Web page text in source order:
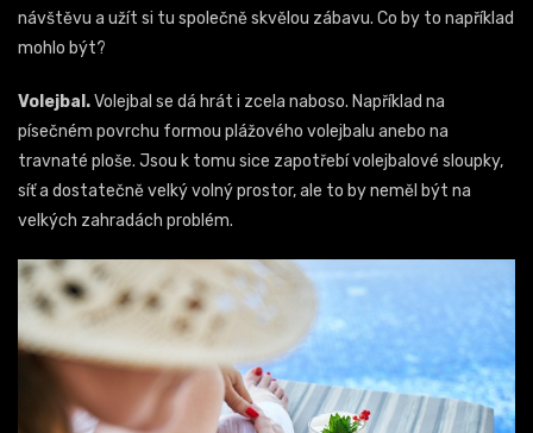
návštěvu a užít si tu společně skvělou zábavu. Co by to například
mohlo být?
Volejbal.Volejbal se dá hrát i zcela naboso. Například na
písečném povrchu formou plážového volejbalu anebo na
travnaté ploše. Jsou k tomu sice zapotřebí volejbalové sloupky,
síť a dostatečně velký volný prostor, ale to by neměl být na
velkých zahradách problém.